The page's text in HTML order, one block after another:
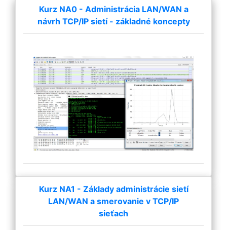
Kurz NA0 - Administrácia LAN/WAN a
návrh TCP/IP sietí - základné koncepty
Kurz NA1 - Základy administrácie sietí
LAN/WAN a smerovanie v TCP/IP
sieťach